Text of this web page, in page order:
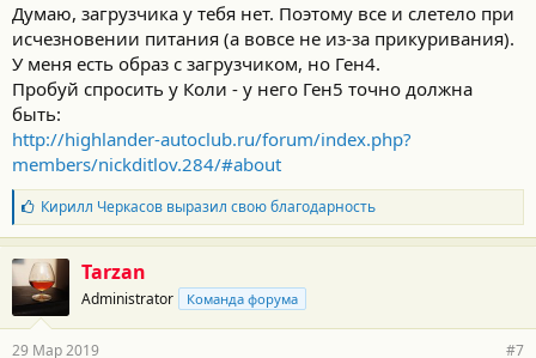
Думаю, загрузчика у тебя нет. Поэтому все и слетело при
исчезновении питания (а вовсе не из-за прикуривания).
У меня есть образ с загрузчиком, но Ген4.
Пробуй спросить у Коли - у него Ген5 точно должна
быть:
http://highlander-autoclub.ru/forum/index.php?
members/nickditlov.284/#about
Б
л
а
г
о
д
а
Кирилл Черкасоввыразил свою благодарность
Tarzan
Administrator Команда форума
29 Мар 2019 #7